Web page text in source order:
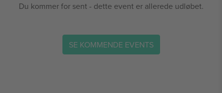
Du kommer for sent - dette event er allerede udløbet.
SE KOMMENDE EVENTS